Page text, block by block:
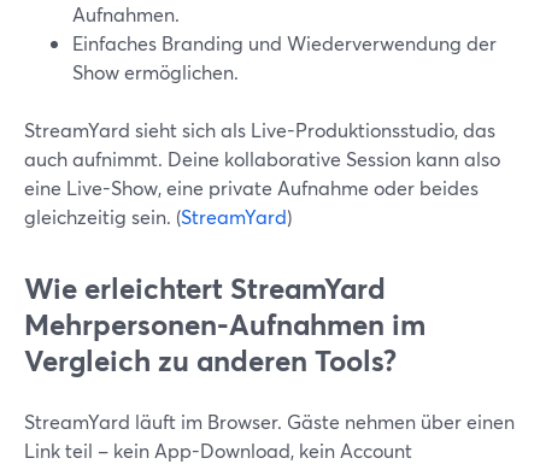
Aufnahmen.
Einfaches Branding und Wiederverwendung der
Show ermöglichen.
StreamYard sieht sich als Live-Produktionsstudio, das
auch aufnimmt. Deine kollaborative Session kann also
eine Live-Show, eine private Aufnahme oder beides
gleichzeitig sein. (StreamYard)
Wie erleichtert StreamYard
Mehrpersonen-Aufnahmen im
Vergleich zu anderen Tools?
StreamYard läuft im Browser. Gäste nehmen über einen
Link teil – kein App-Download, kein Account